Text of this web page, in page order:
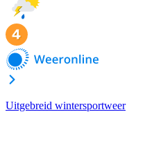
Uitgebreid wintersportweer